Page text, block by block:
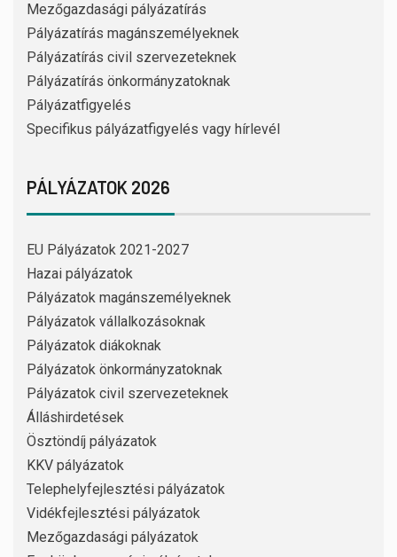
Mezőgazdasági pályázatírás
Pályázatírás magánszemélyeknek
Pályázatírás civil szervezeteknek
Pályázatírás önkormányzatoknak
Pályázatfigyelés
Specifikus pályázatfigyelés vagy hírlevél
PÁLYÁZATOK 2026
EU Pályázatok 2021-2027
Hazai pályázatok
Pályázatok magánszemélyeknek
Pályázatok vállalkozásoknak
Pályázatok diákoknak
Pályázatok önkormányzatoknak
Pályázatok civil szervezeteknek
Álláshirdetések
Ösztöndíj pályázatok
KKV pályázatok
Telephelyfejlesztési pályázatok
Vidékfejlesztési pályázatok
Mezőgazdasági pályázatok